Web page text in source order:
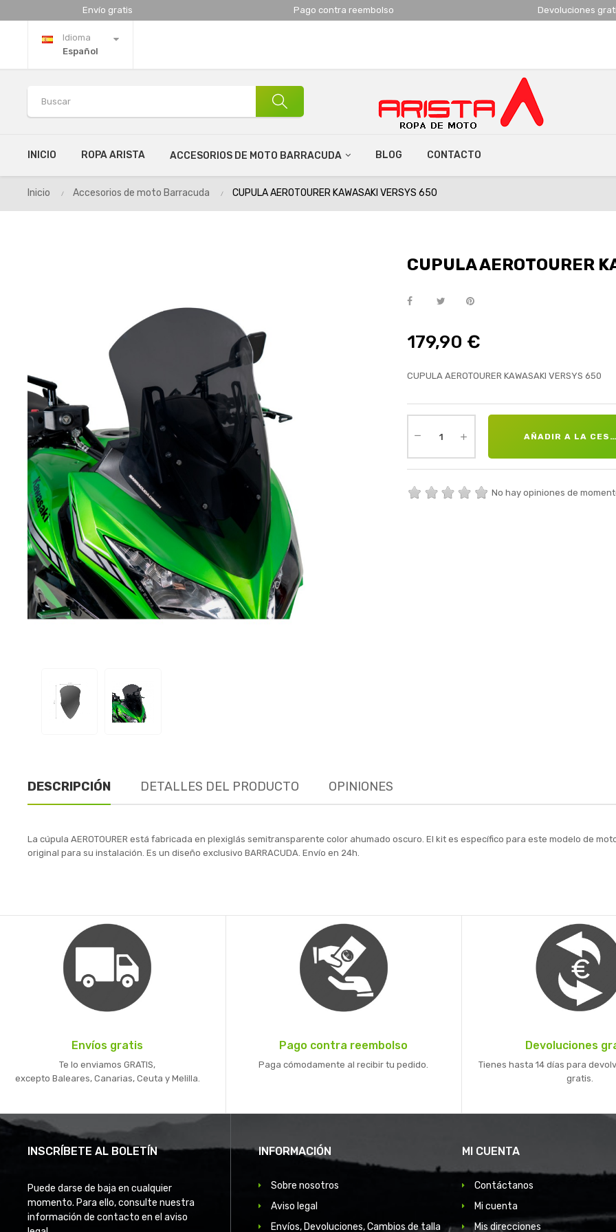
Envío gratis Pago contra reembolso Devoluciones
Idioma
Español
INICIO ROPA ARISTA ACCESORIOS DE MOTO BARRACUDA BLOG CONTACTO
Inicio Accesorios de moto Barracuda CUPULA AEROTOURER KAWASAKI VERSYS 650
CUPULA AEROTOURER
179,90 €
CUPULA AEROTOURER KAWASAKI VERSYS 650
AÑADIR A LA
No hay opiniones de
DESCRIPCIÓN DETALLES DEL PRODUCTO OPINIONES
La cúpula AEROTOURER está fabricada en plexiglás semitransparente color ahumado oscuro. El kit es específico para este modelo de
original para su instalación. Es un diseño exclusivo BARRACUDA. Envío en 24h.
Envíos gratis
Te lo enviamos GRATIS,
excepto Baleares, Canarias, Ceuta y Melilla.
Pago contra reembolso
Paga cómodamente al recibir tu pedido.
Devoluciones
Tienes hasta 14 días para
gratis.
INSCRÍBETE AL BOLETÍN
Puede darse de baja en cualquier
momento. Para ello, consulte nuestra
información de contacto en el aviso
INFORMACIÓN
Sobre nosotros
Aviso legal
Envíos, Devoluciones, Cambios de talla
MI CUENTA
Contáctanos
Mi cuenta
Mis direcciones